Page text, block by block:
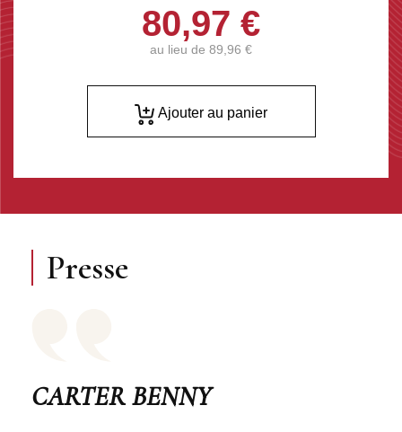
80,97 €
au lieu de 89,96 €
Ajouter au panier
Presse
CARTER BENNY